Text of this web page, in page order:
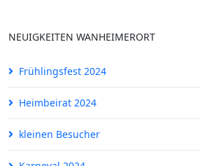
NEUIGKEITEN WANHEIMERORT
Frühlingsfest 2024
Heimbeirat 2024
kleinen Besucher